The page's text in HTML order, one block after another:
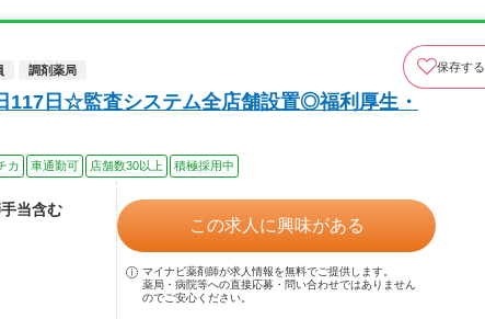
調剤薬局 保存する
117日☆監査システム全店舗設置◎福利厚生・
カ 車通勤可 店舗数30以上 積極採用中
当含む
この求人に興味がある
マイナビ薬剤師が求人情報を無料でご提供します。
薬局・病院等への直接応募・問い合わせではありません
のでご安心ください。